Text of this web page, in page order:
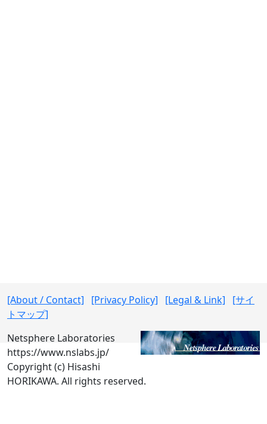
[About / Contact] [Privacy Policy] [Legal & Link]
[サイ
トマップ]
Netsphere Laboratories
https://www.nslabs.jp/
Copyright (c) Hisashi
HORIKAWA. All rights reserved.